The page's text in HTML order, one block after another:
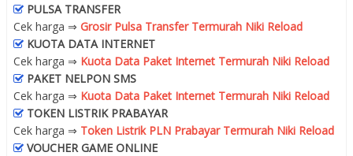
PULSA TRANSFER
Cek harga ⇒ Grosir Pulsa Transfer Termurah Niki Reload
KUOTA DATA INTERNET
Cek harga ⇒ Kuota Data Paket Internet Termurah Niki Reload
PAKET NELPON SMS
Cek harga ⇒ Kuota Data Paket Internet Termurah Niki Reload
TOKEN LISTRIK PRABAYAR
Cek harga ⇒ Token Listrik PLN Prabayar Termurah Niki Reload
VOUCHER GAME ONLINE